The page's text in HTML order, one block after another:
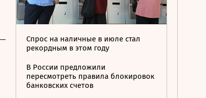
Спрос на наличные в июле стал
рекордным в этом году
В России предложили
пересмотреть правила блокировок
банковских счетов